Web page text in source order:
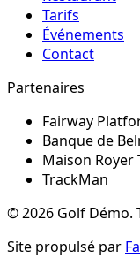
Tarifs
Événements
Contact
Partenaires
Fairway
Banque de
Maison Royer
TrackMan
©2026 Golf Démo.
Site propulsé par